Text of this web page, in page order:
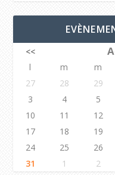
<<
l
m m
27
28 29
3
4 5
10
11 12
17
18 19
24
25 26
31
1 2